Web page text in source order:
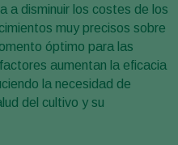
a disminuir los costes de los
muy precisos sobre
óptimo para las
aumentan la eficacia
la necesidad de
del cultivo y su